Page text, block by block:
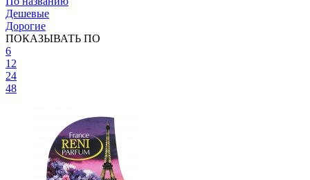
Дешевые
Дорогие
ПОКАЗЫВАТЬ ПО
6
12
24
48